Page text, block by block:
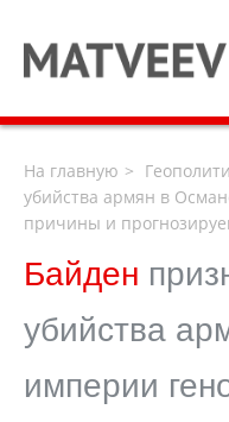
На главную
убийства армян в
причины и
Байден
убийства
империи